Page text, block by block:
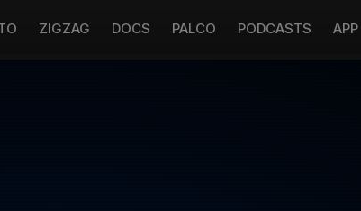
ZIGZAG DOCS PALCO PODCASTS APP